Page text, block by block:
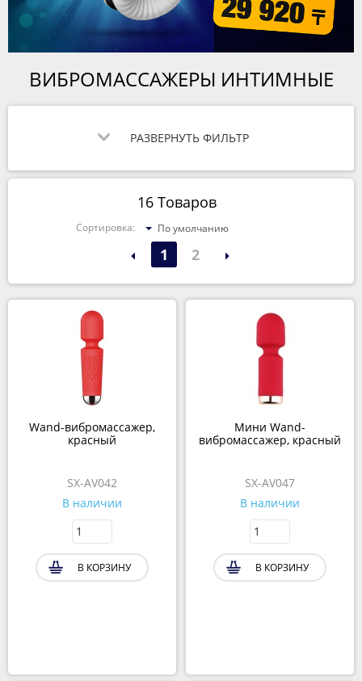
ВИБРОМАССАЖЕРЫ ИНТИМНЫЕ
РАЗВЕРНУТЬ ФИЛЬТР
16 Товаров
Сортировка: По умолчанию
1 2
Wand-вибромассажер,
красный
SX-AV042
В наличии
В КОРЗИНУ
Мини Wand-
вибромассажер, красный
SX-AV047
В наличии
В КОРЗИНУ